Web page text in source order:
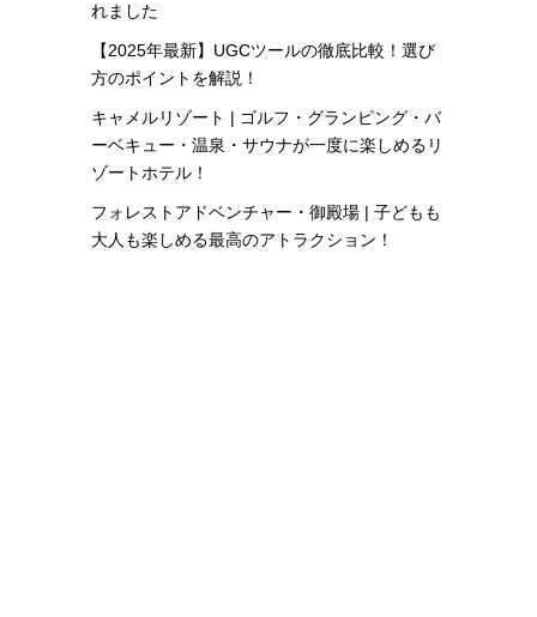
れました
【2025年最新】UGCツールの徹底比較！選び
方のポイントを解説！
キャメルリゾート | ゴルフ・グランピング・バ
ーベキュー・温泉・サウナが一度に楽しめるリ
ゾートホテル！
フォレストアドベンチャー・御殿場 | 子どもも
大人も楽しめる最高のアトラクション！